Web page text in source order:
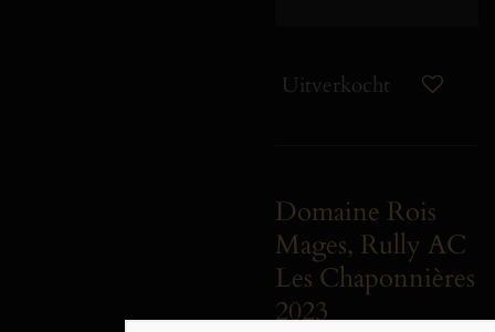
Uitverkocht
Domaine Rois
Mages, Rully AC
Les Chaponnières
2023